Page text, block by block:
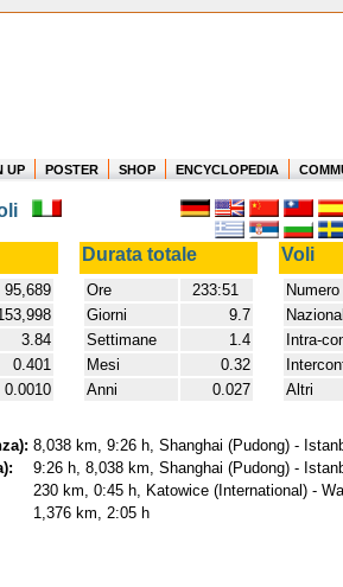
Where in the world have you flown?
How long have you been in the air?
Create your own FlightMemory and see!
UP POSTER SHOP ENCYCLOPEDIA
Durata totale Voli
95,689
3.84
0.401
0.0010
Ore
233:51
Giorni
9.7
Settimane
1.4
Mesi
0.32
Anni
0.027
Intra-
Altri
8,038 km, 9:26 h, Shanghai (Pudong) -
9:26 h, 8,038 km, Shanghai (Pudong) -
230 km, 0:45 h, Katowice (International) -
1,376 km, 2:05 h